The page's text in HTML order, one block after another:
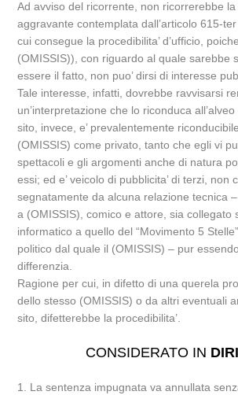
Ad avviso del ricorrente, non ricorrerebbe
aggravante contemplata dall’articolo 615-
cui consegue la procedibilita’ d’ufficio,
(OMISSIS)), con riguardo al quale sarebbe
essere il fatto, non puo’ dirsi di interesse
Tale interesse, infatti, dovrebbe ravvisarsi
un’interpretazione che lo riconduca
sito, invece, e’ prevalentemente
(OMISSIS) come privato, tanto che egli vi
spettacoli e gli argomenti anche di natura
essi; ed e’ veicolo di pubblicita’ di terzi, non
segnatamente da alcuna relazione tecnica
a (OMISSIS), comico e attore, sia collegato
informatico a quello del “Movimento 5
politico dal quale il (OMISSIS) – pur
differenzia.
Ragione per cui, in difetto di una querela
dello stesso (OMISSIS) o da altri eventuali
sito, difetterebbe la procedibilita’.
CONSIDERATO IN
1. La sentenza impugnata va annullata